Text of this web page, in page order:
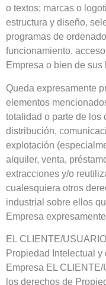
o textos; marcas o
estructura y diseño,
programas de
funcionamiento,
Empresa o bien de sus
Queda expresamente
elementos
totalidad o parte de los
distribución,
explotación
alquiler, venta,
extracciones y/o
cualesquiera otros
industrial sobre ellos
Empresa
EL CLIENTE/
Propiedad Intelectual
Empresa EL
los derechos de